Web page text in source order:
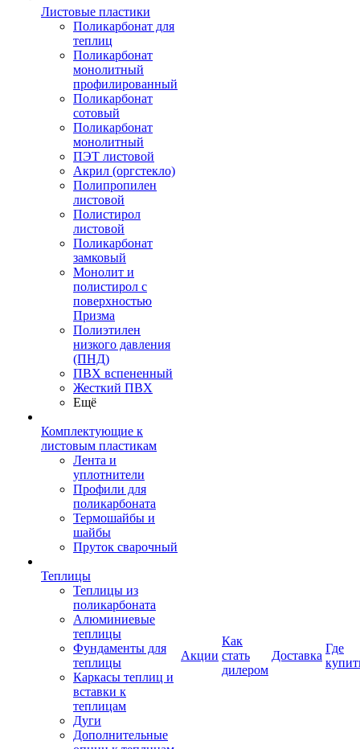
Листовые пластики
Поликарбонат для
теплиц
Поликарбонат
монолитный
профилированный
Поликарбонат
сотовый
Поликарбонат
монолитный
ПЭТ листовой
Акрил (оргстекло)
Полипропилен
листовой
Полистирол
листовой
Поликарбонат
замковый
Монолит и
полистирол с
поверхностью
Призма
Полиэтилен
низкого давления
(ПНД)
ПВХ вспененный
Жесткий ПВХ
Ещё
Комплектующие к
листовым пластикам
Лента и
уплотнители
Профили для
поликарбоната
Термошайбы и
шайбы
Пруток сварочный
Теплицы
Теплицы из
поликарбоната
Алюминиевые
теплицы
Фундаменты для
теплицы
Каркасы теплиц и
вставки к
теплицам
Дуги
Дополнительные
Акции
Как
стать
дилером
Доставка
Где